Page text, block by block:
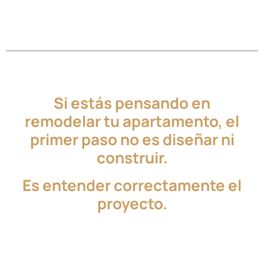
Si estás pensando en
remodelar tu apartamento, el
primer paso no es diseñar ni
construir.
Es entender correctamente el
proyecto.